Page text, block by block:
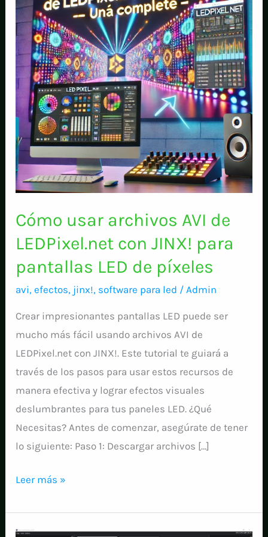
Cómo usar archivos AVI de
LEDPixel.net con JINX! para
pantallas LED de píxeles
avi,efectos, jinx!, software para led / Admin
Crear impresionantes pantallas LED puede ser
mucho más fácil usando archivos AVI de
LEDPixel.net con JINX!. Este tutorial te guiará a
través de los pasos para usar estos recursos de
manera efectiva y lograr efectos visuales
deslumbrantes para tus paneles LED. ¿Qué
Necesitas? Antes de comenzar, asegúrate de tener
lo siguiente: Paso 1: Descargar archivos […]
Cómo
archivos
Leer más »